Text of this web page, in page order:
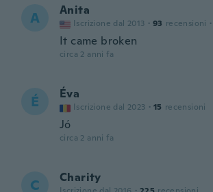
A Anita
Iscrizione dal 2013 · 93 recensioni ·
It came broken
circa 2 anni fa
É Éva
Iscrizione dal 2023 · 15 recensioni
Jó
circa 2 anni fa
C Charity